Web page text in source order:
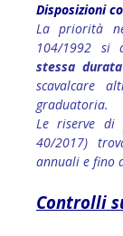
Disposizioni
La priorità
104/1992 si
stessa
scavalcare
graduatoria.
Le riserve di
40/2017)
annuali e fino
Controlli